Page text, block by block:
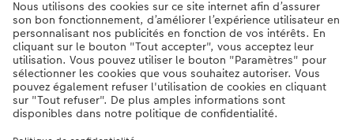
**Besoin d'aide ou d'un conseil pour créer votre produit ?015 29 56 13
[Lu-Ve : 9:00 - 20:00h | Sa : 9.00 - 17:00h | Di : 12.00 - 16:00h]
FR|NL